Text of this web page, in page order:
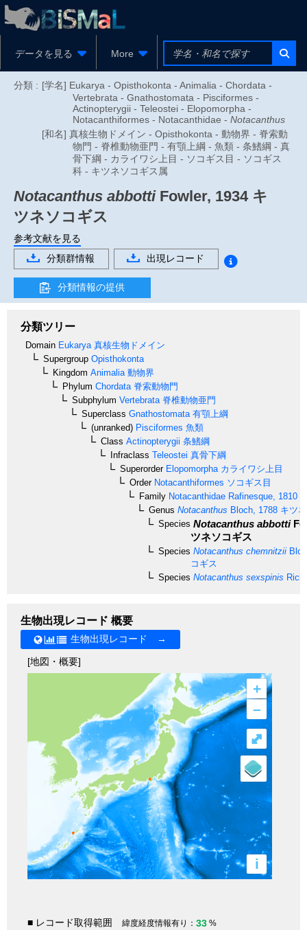
データを見る More
分類 : [学名] Eukarya - Opisthokonta - Animalia - Chordata -
Vertebrata - Gnathostomata - Pisciformes -
Actinopterygii - Teleostei - Elopomorpha -
Notacanthiformes - Notacanthidae - Notacanthus
[和名] 真核生物ドメイン - Opisthokonta - 動物界 - 脊索動
物門 - 脊椎動物亜門 - 有顎上綱 - 魚類 - 条鰭綱 - 真
骨下綱 - カライワシ上目 - ソコギス目 - ソコギス
科 - キツネソコギス属
Notacanthus abbottiFowler, 1934 キ
ツネソコギス
参考文献を見る
分類群情報
出現レコード
分類情報の提供
分類ツリー
Domain Eukarya 真核生物ドメイン
Supergroup Opisthokonta
Kingdom Animalia 動物界
Phylum Chordata 脊索動物門
Subphylum Vertebrata 脊椎動物亜門
Superclass Gnathostomata 有顎上綱
(unranked) Pisciformes 魚類
Class Actinopterygii 条鰭綱
Infraclass Teleostei 真骨下綱
SuperorderElopomorpha カライワシ上目
OrderNotacanthiformes ソコギス目
Family Notacanthidae Rafinesque, 1810
Genus Notacanthus Bloch, 1788 キツ
Species Notacanthus abbotti
ツネソコギス
Species Notacanthus chemnitzii
コギス
Species Notacanthus sexspinis
生物出現レコード 概要
生物出現レコード →
[地図・概要]
+
–
i
⤢
■ レコード取得範囲 緯度経度情報有り： 33 %